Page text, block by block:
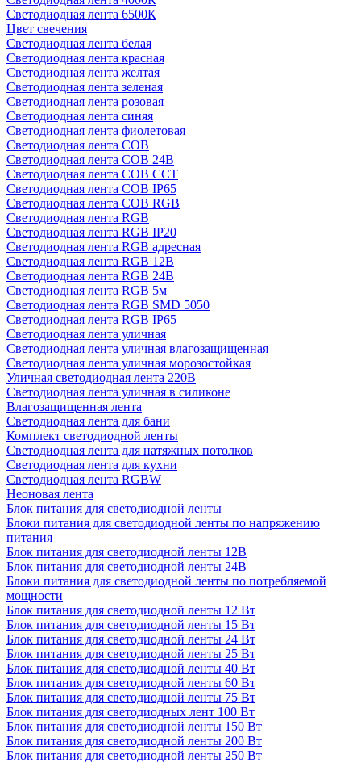
Светодиодная лента 6500К
Цвет свечения
Светодиодная лента белая
Светодиодная лента красная
Светодиодная лента желтая
Светодиодная лента зеленая
Светодиодная лента розовая
Светодиодная лента синяя
Светодиодная лента фиолетовая
Светодиодная лента COB
Светодиодная лента COB 24В
Светодиодная лента COB CCT
Светодиодная лента COB IP65
Светодиодная лента COB RGB
Светодиодная лента RGB
Светодиодная лента RGB IP20
Светодиодная лента RGB адресная
Светодиодная лента RGB 12В
Светодиодная лента RGB 24В
Светодиодная лента RGB 5м
Светодиодная лента RGB SMD 5050
Светодиодная лента RGB IP65
Светодиодная лента уличная
Светодиодная лента уличная влагозащищенная
Светодиодная лента уличная морозостойкая
Уличная светодиодная лента 220В
Светодиодная лента уличная в силиконе
Влагозащищенная лента
Светодиодная лента для бани
Комплект светодиодной ленты
Светодиодная лента для натяжных потолков
Светодиодная лента для кухни
Светодиодная лента RGBW
Неоновая лента
Блок питания для светодиодной ленты
Блоки питания для светодиодной ленты по напряжению
питания
Блок питания для светодиодной ленты 12В
Блок питания для светодиодной ленты 24В
Блоки питания для светодиодной ленты по потребляемой
мощности
Блок питания для светодиодной ленты 12 Вт
Блок питания для светодиодной ленты 15 Вт
Блок питания для светодиодной ленты 24 Вт
Блок питания для светодиодной ленты 25 Вт
Блок питания для светодиодной ленты 40 Вт
Блок питания для светодиодной ленты 60 Вт
Блок питания для светодиодной ленты 75 Вт
Блок питания для светодиодных лент 100 Вт
Блок питания для светодиодной ленты 150 Вт
Блок питания для светодиодной ленты 200 Вт
Блок питания для светодиодной ленты 250 Вт